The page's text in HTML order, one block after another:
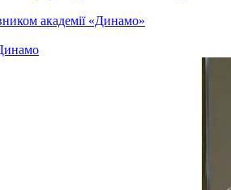
академії «Динамо»